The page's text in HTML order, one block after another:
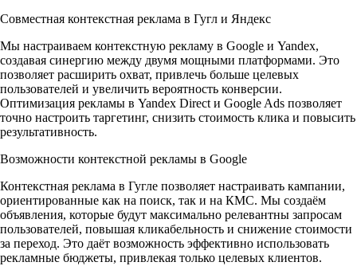
Совместная контекстная реклама в Гугл и Яндекс
Мы настраиваем контекстную рекламу в Google и Yandex,
создавая синергию между двумя мощными платформами. Это
позволяет расширить охват, привлечь больше целевых
пользователей и увеличить вероятность конверсии.
Оптимизация рекламы в Yandex Direct и Google Ads позволяет
точно настроить таргетинг, снизить стоимость клика и повысить
результативность.
Возможности контекстной рекламы в Google
Контекстная реклама в Гугле позволяет настраивать кампании,
ориентированные как на поиск, так и на КМС. Мы создаём
объявления, которые будут максимально релевантны запросам
пользователей, повышая кликабельность и снижение стоимости
за переход. Это даёт возможность эффективно использовать
рекламные бюджеты, привлекая только целевых клиентов.